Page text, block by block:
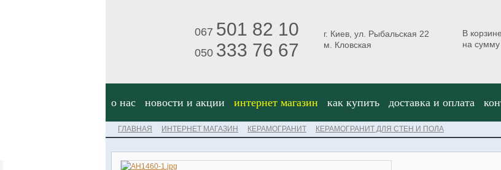
067 501 82 10
050 333 76 67
г. Киев, ул. Рыбальская 22
м. Кловская
В корзине
на сумму
о нас новости и акции интернет магазин как купить доставка и оплата
ГЛАВНАЯ ИНТЕРНЕТ МАГАЗИН КЕРАМОГРАНИТ КЕРАМОГРАНИТ ДЛЯ СТЕН И ПОЛА